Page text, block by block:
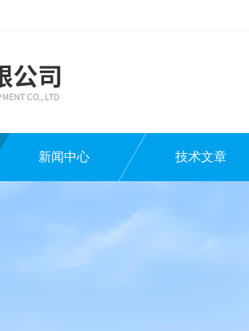
新闻中心 技术文章